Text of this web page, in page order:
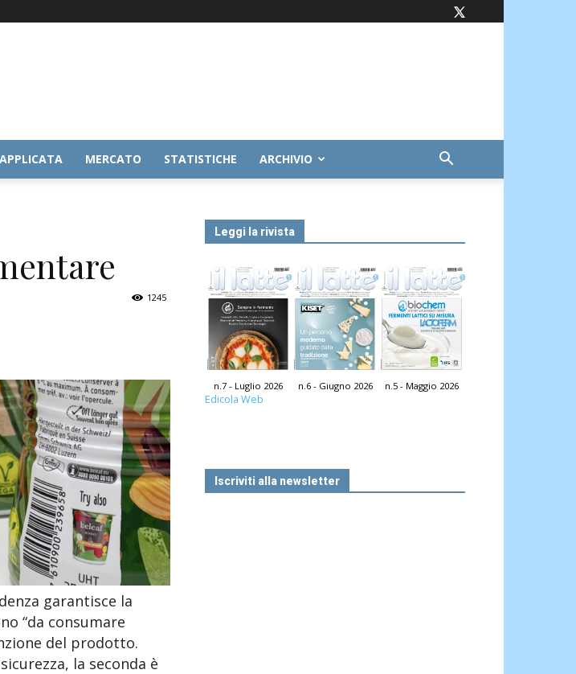
MERCATO STATISTICHE ARCHIVIO
1245
garantisce la
“da consumare
del prodotto.
la seconda è
Leggi la rivista
n.7 - Luglio 2026 n.6 - Giugno 2026 n.5 - Maggio 2026
Edicola Web
Iscriviti alla newsletter